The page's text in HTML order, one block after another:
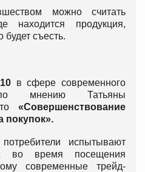
можно считать
находится продукция,
съесть.
в сфере современного
по мнению Татьяны
«Совершенствование
покупок».
испытывают
во время посещения
современные трейд-